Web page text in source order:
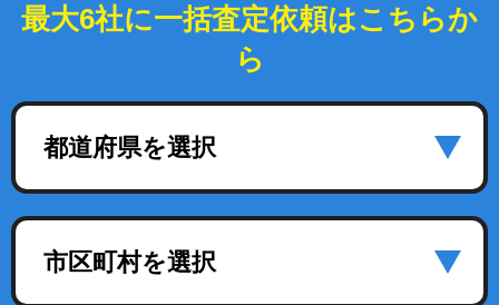
最大6社に一括査定依頼はこちらか
ら
都道府県を選択
市区町村を選択